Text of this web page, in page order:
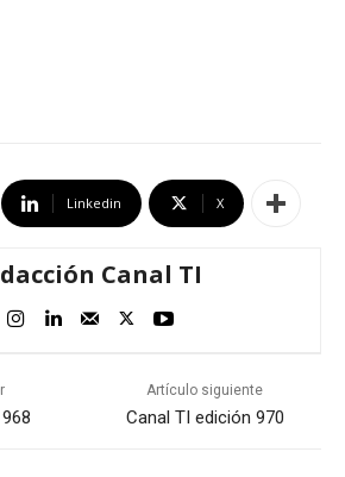
Linkedin X
Canal TI
Artículo siguiente
Canal TI edición 970